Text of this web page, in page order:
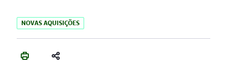
NOVAS AQUISIÇÕES